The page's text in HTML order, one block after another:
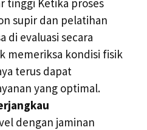
supir dan pelatihan
di evaluasi secara
memeriksa kondisi fisik
terus dapat
yang optimal.
dengan jaminan